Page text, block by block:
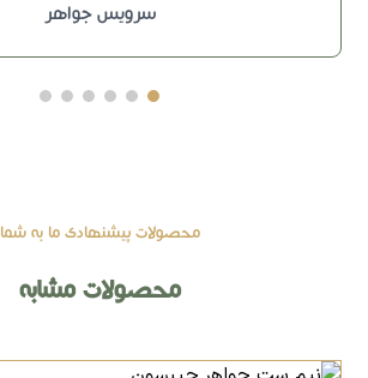
سرویس جواهر
محصولات پیشنهادی ما به شما
محصولات مشابه